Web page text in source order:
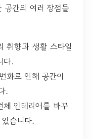
공간의 여러 장점들
취향과 생활 스타일
다.
화로 인해 공간이
.
인테리어를 바꾸
습니다.